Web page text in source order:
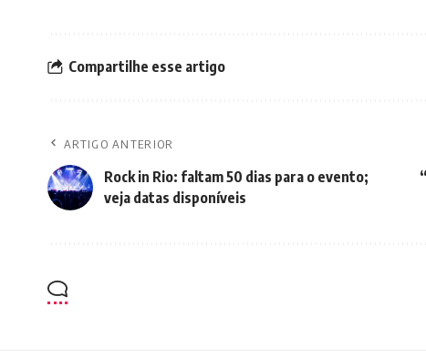
Compartilhe esse artigo
ARTIGO ANTERIOR
Rock in Rio: faltam 50 dias para o evento;
veja datas disponíveis